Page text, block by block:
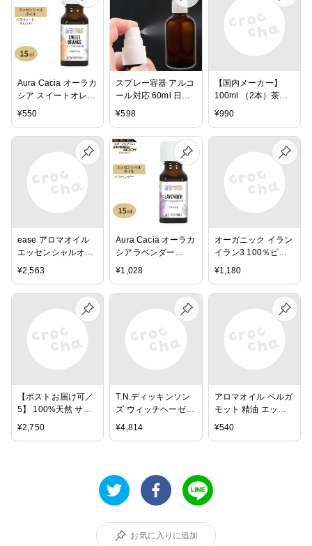
Aura Cacia オーラカ
シア スイートオレン
ジ 100％ピュア エッ
¥550
スプレー容器 アルコ
ール対応 60ml 日本
製 霧吹き 消毒用ア
遮光ビン 遮光瓶 褐
色ビン 茶色ビン ガ
ラス瓶 詰め替え容器
アルコール 消毒 耐
性 携帯容器 ガラス
ボトル 60ミリリット
ル 小分け容器 手指
式 空瓶
¥598
【国内メーカー】
100ml （2本）茶色
のスプレー容器 コ
プレーボトル、スプ
レー瓶、ガラスボト
¥990
ease アロマオイル
エッセンシャルオイ
ル サンダルウッドオ
ーストラリア 5ml
¥2,563
Aura Cacia オーラカ
シアラベンダー
100％ピュア エッセ
ンシャルオイル（精
¥1,028
オーガニック イラン
イラン3 100％ピュ
アエッセンシャルオ
イル 7.4ml アロマ ア
ズ エッセンシャルオ
イル 精油 イランイ
ラン サプリンクス
エッセンシャルオイ
ル（精油）
¥1,180
【ポストお届け可／
5】 100%天然 サン
ダルウッド オースト
ラリア・オーガニッ
¥2,750
T.N.ディッキンソン
ズ ウィッチヘーゼル
アストリンジェント
473ml 3本セット 収
行輸入品
¥4,814
アロマオイル ベルガ
モット 精油 エッセ
ンシャルオイル
¥540
お気に入りに追加